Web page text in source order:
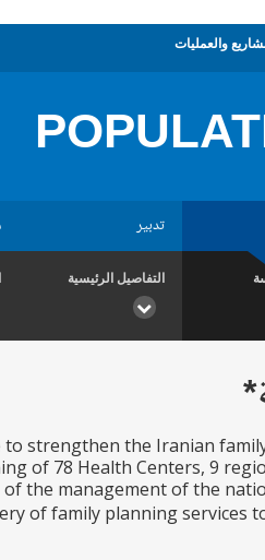
والعمليات
تدبير
التفاصيل الرئيسية
to strengthen the Iranian
of 78 Health Centers, 9
the management of the
of family planning services to